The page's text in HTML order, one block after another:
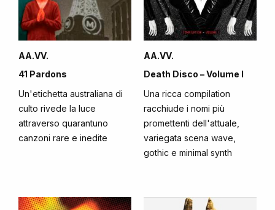
AA.VV.
41 Pardons
Un'etichetta australiana di
culto rivede la luce
attraverso quarantuno
canzoni rare e inedite
AA.VV.
Death Disco – Volume I
Una ricca compilation
racchiude i nomi più
promettenti dell'attuale,
variegata scena wave,
gothic e minimal synth